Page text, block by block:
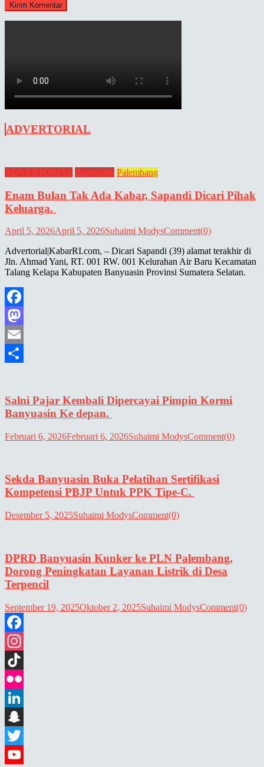
ADVERTORIAL
ADVERTORIAL Banyuasin Palembang
Enam Bulan Tak Ada Kabar, Sapandi Dicari Pihak
Keluarga.
April 5, 2026April 5, 2026Suhaimi ModysComment(0)
Advertorial|KabarRI.com, – Dicari Sapandi (39) alamat terakhir di
Jln. Ahmad Yani, RT. 001 RW. 001 Kelurahan Air Baru Kecamatan
Talang Kelapa Kabupaten Banyuasin Provinsi Sumatera Selatan.
Facebook
Mastodon
Email
Salni Pajar Kembali Dipercayai Pimpin Kormi
Banyuasin Ke depan.
Februari 6, 2026Februari 6, 2026Suhaimi ModysComment(0)
Sekda Banyuasin Buka Pelatihan Sertifikasi
Kompetensi PBJP Untuk PPK Tipe-C.
Desember 5, 2025Suhaimi ModysComment(0)
DPRD Banyuasin Kunker ke PLN Palembang,
Dorong Peningkatan Layanan Listrik di Desa
Terpencil
September 19, 2025Oktober 2, 2025Suhaimi ModysComment(0)
Facebook
Instagram
TikTok
Flickr
LinkedIn
Snapchat
Twitter